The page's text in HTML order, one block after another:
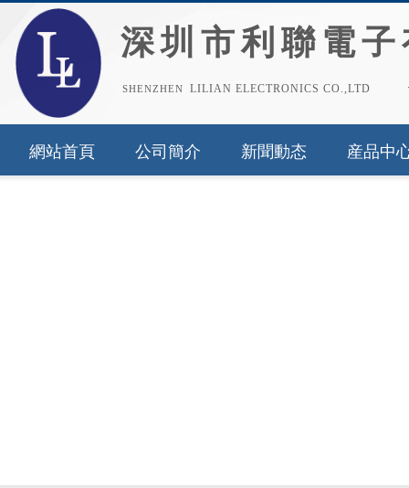
深圳市利聯電
​​​SHENZHEN LILIAN ELECTRONICS CO.,LTD
網站首頁 公司簡介 新聞動态 産品中